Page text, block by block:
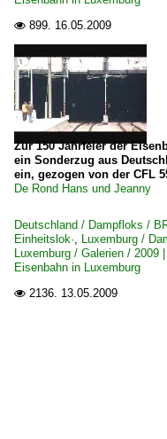
Museumsbahnen
Train 1900
 899. 16.05.2009
Zur 150 Jahrfeier der
ein Sonderzug aus
ein, gezogen von der CFL
De Rond Hans und Jeanny
Deutschland / Dampfloks /
Einheitslok·, Luxemburg /
Luxemburg / Galerien / 2009
Eisenbahn in Luxemburg
 2136. 13.05.2009